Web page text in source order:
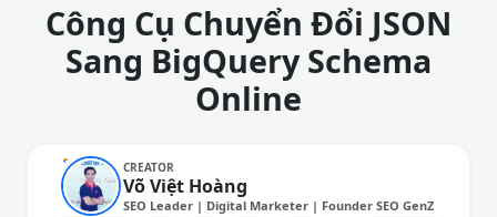
Công Cụ Chuyển Đổi JSON
Sang BigQuery Schema
Online
CREATOR
Võ Việt Hoàng
SEO Leader | Digital Marketer | Founder SEO GenZ